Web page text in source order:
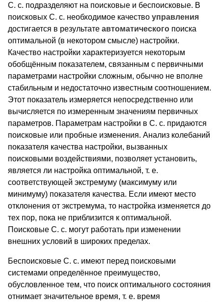
С. с. подразделяют на поисковые и беспоисковые. В
поисковых С. с. необходимое качество управления
достигается в результате автоматического поиска
оптимальной (в некотором смысле) настройки.
Качество настройки характеризуется некоторым
обобщённым показателем, связанным с первичными
параметрами настройки сложным, обычно не вполне
стабильным и недостаточно известным соотношением.
Этот показатель измеряется непосредственно или
вычисляется по измеренным значениям первичных
параметров. Параметрам настройки в С. с. придаются
поисковые или пробные изменения. Анализ колебаний
показателя качества настройки, вызванных
поисковыми воздействиями, позволяет установить,
является ли настройка оптимальной, т. е.
соответствующей экстремуму (максимуму или
минимуму) показателя качества. Если имеют место
отклонения от экстремума, то настройка изменяется до
тех пор, пока не приблизится к оптимальной.
Поисковые С. с. могут работать при изменении
внешних условий в широких пределах.
Беспоисковые С. с. имеют перед поисковыми
системами определённое преимущество,
обусловленное тем, что поиск оптимального состояния
отнимает значительное время, т. е. время